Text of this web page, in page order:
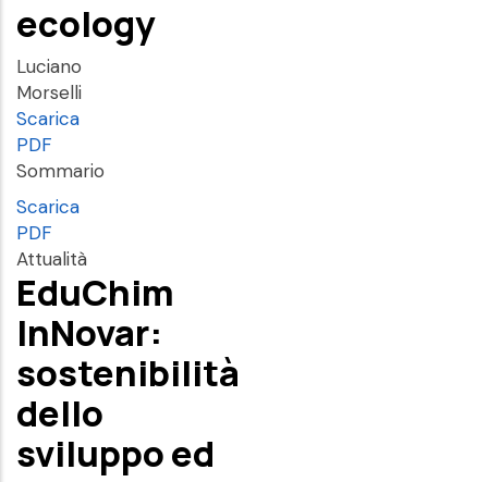
ecology
Luciano
Morselli
Scarica
PDF
Sommario
Scarica
PDF
Attualità
EduChim
InNovar:
sostenibilità
dello
sviluppo ed